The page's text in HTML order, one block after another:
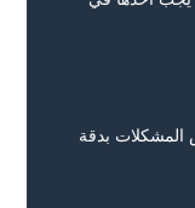
المشكلات بدقة